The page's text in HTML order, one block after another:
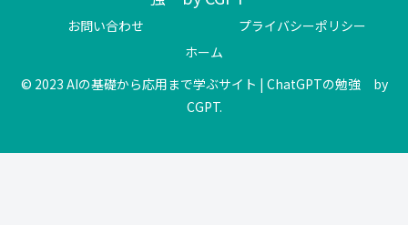
お問い合わせ
プライバシーポリシー
ホーム
© 2023 AIの基礎から応用まで学ぶサイト | ChatGPTの勉強 by
CGPT.